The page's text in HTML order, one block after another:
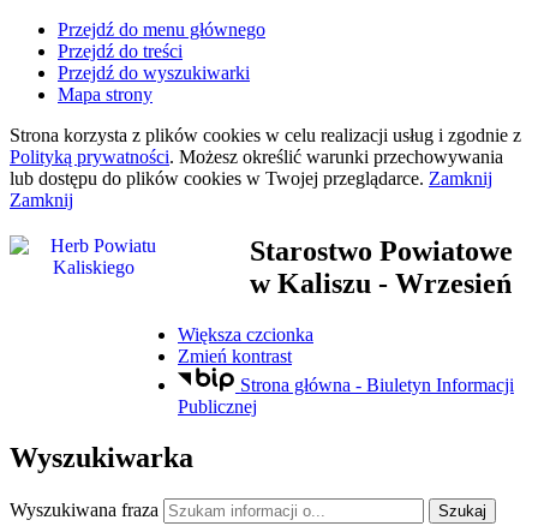
Przejdź do menu głównego
Przejdź do treści
Przejdź do wyszukiwarki
Mapa strony
Strona korzysta z plików cookies w celu realizacji usług i zgodnie z
Polityką prywatności. Możesz określić warunki przechowywania
lub dostępu do plików cookies w Twojej przeglądarce. Zamknij
Zamknij
Starostwo Powiatowe
w Kaliszu - Wrzesień
Większa czcionka
Zmień kontrast
Strona główna - Biuletyn Informacji
Publicznej
Wyszukiwarka
Wyszukiwana fraza Szukaj